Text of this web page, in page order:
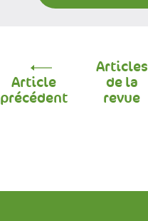
Article
précédent
Articles
de la
revue